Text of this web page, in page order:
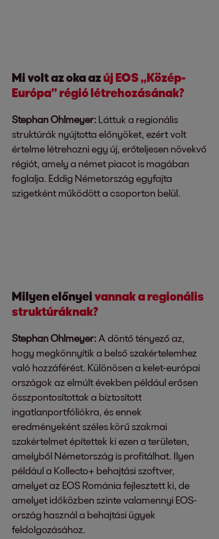
Mi volt az oka azúj EOS „Közép-
Európa” régió létrehozásának?
Stephan Ohlmeyer: Láttuk a regionális
struktúrák nyújtotta előnyöket, ezért volt
értelme létrehozni egy új, erőteljesen növekvő
régiót, amely a német piacot is magában
foglalja. Eddig Németország egyfajta
szigetként működött a csoporton belül.
Milyen előnyeivannak a regionális
struktúráknak?
Stephan Ohlmeyer: A döntő tényező az,
hogy megkönnyítik a belső szakértelemhez
való hozzáférést. Különösen a kelet-európai
országok az elmúlt években például erősen
összpontosítottak a biztosított
ingatlanportfóliókra, és ennek
eredményeként széles körű szakmai
szakértelmet építettek ki ezen a területen,
amelyből Németország is profitálhat. Ilyen
például a Kollecto+ behajtási szoftver,
amelyet az EOS Románia fejlesztett ki, de
amelyet időközben szinte valamennyi EOS-
ország használ a behajtási ügyek
feldolgozásához.